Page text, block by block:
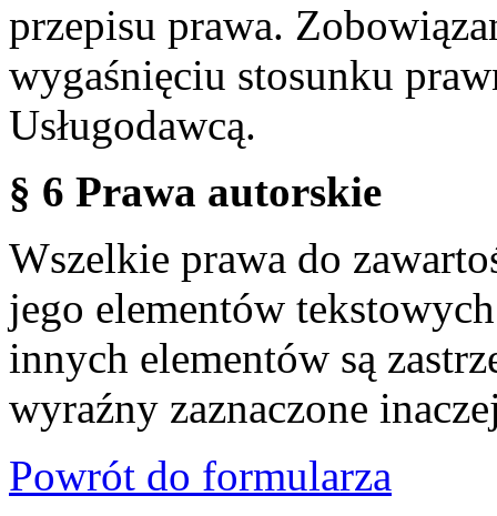
przepisu prawa.
wygaśnięciu stosunku
Usługodawcą.
§ 6 Prawa autorskie
Wszelkie prawa do
jego elementów
innych elementów są
wyraźny zaznaczone
Powrót do formularza